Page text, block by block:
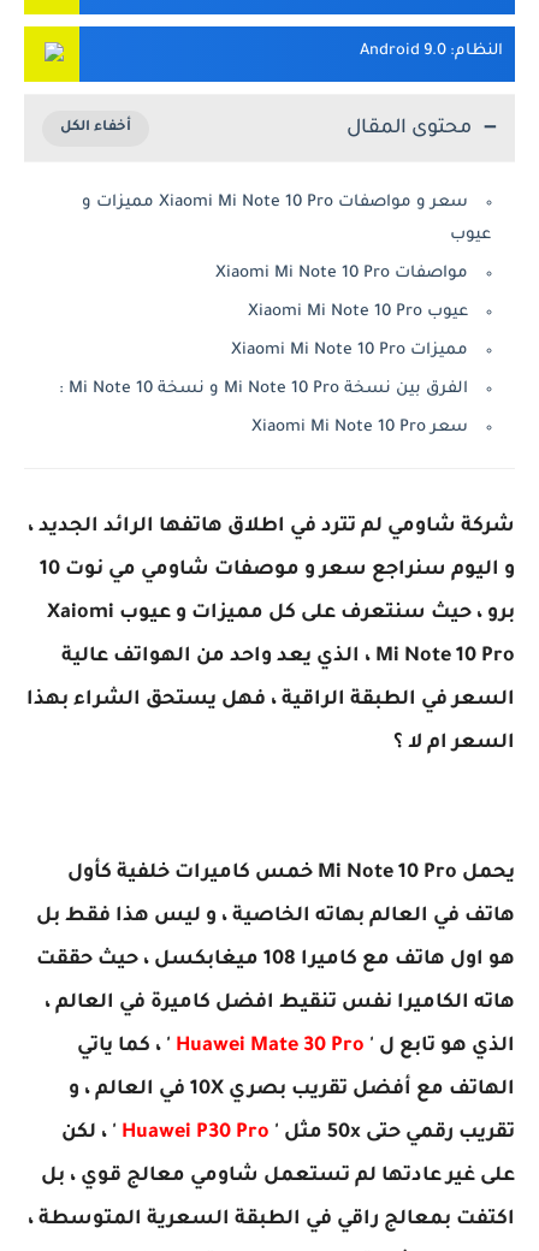
النظام: Android 9.0
محتوى المقال
سعر و مواصفات Xiaomi Mi Note 10 Pro مميزات و
عيوب
مواصفات Xiaomi Mi Note 10 Pro
عيوب Xiaomi Mi Note 10 Pro
مميزات Xiaomi Mi Note 10 Pro
الفرق بين نسخة Mi Note 10 Pro و نسخة Mi Note 10 :
سعر Xiaomi Mi Note 10 Pro
شركة شاومي لم تترد في اطلاق هاتفها الرائد الجديد ،
و اليوم سنراجع سعر و موصفات شاومي مي نوت 10
برو ، حيث سنتعرف على كل مميزات و عيوب Xaiomi
Mi Note 10 Pro ، الذي يعد واحد من الهواتف عالية
السعر في الطبقة الراقية ، فهل يستحق الشراء بهذا
السعر ام لا ؟
يحمل Mi Note 10 Pro خمس كاميرات خلفية كأول
هاتف في العالم بهاته الخاصية ، و ليس هذا فقط بل
هو اول هاتف مع كاميرا 108 ميغابكسل ، حيث حققت
هاته الكاميرا نفس تنقيط افضل كاميرة في العالم ،
الذي هو تابع ل ' Huawei Mate 30 Pro ' ، كما ياتي
الهاتف مع أفضل تقريب بصري 10X في العالم ، و
تقريب رقمي حتى 50x مثل '
Huawei P30 Pro ' ، لكن
على غير عادتها لم تستعمل شاومي معالج قوي ، بل
اكتفت بمعالج راقي في الطبقة السعرية المتوسطة ،